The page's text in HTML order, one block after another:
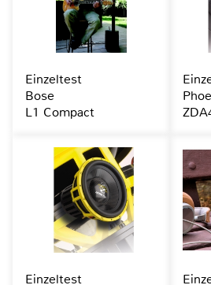
Einzeltest
Bose
L1 Compact
Einzeltest